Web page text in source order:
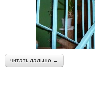
читать дальше →